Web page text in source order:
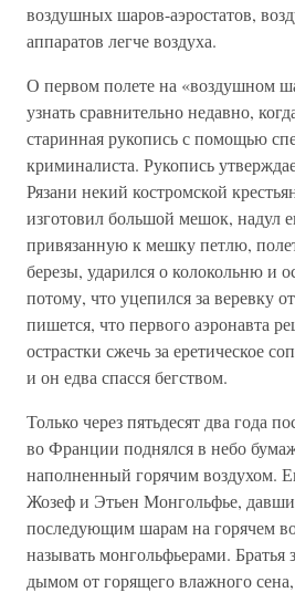
воздушных шаров-аэростатов,
аппаратов легче воздуха.
О первом полете на «воздушном
узнать сравнительно недавно,
старинная рукопись с помощью
криминалиста. Рукопись
Рязани некий костромской
изготовил большой мешок, надул
привязанную к мешку петлю,
березы, ударился о колокольню и
потому, что уцепился за веревку
пишется, что первого аэронавта
острастки сжечь за еретическое
и он едва спасся бегством.
Только через пятьдесят два года
во Франции поднялся в небо
наполненный горячим воздухом.
Жозеф и Этьен Монгольфье,
последующим шарам на горячем
называть монгольфьерами.
дымом от горящего влажного